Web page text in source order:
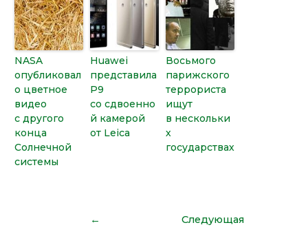
NASA
опубликовал
о цветное
видео
с другого
конца
Солнечной
системы
Huawei
представила
P9
со сдвоенно
й камерой
от Leica
Восьмого
парижского
террориста
ищут
в нескольки
х
государствах
←
Следующая